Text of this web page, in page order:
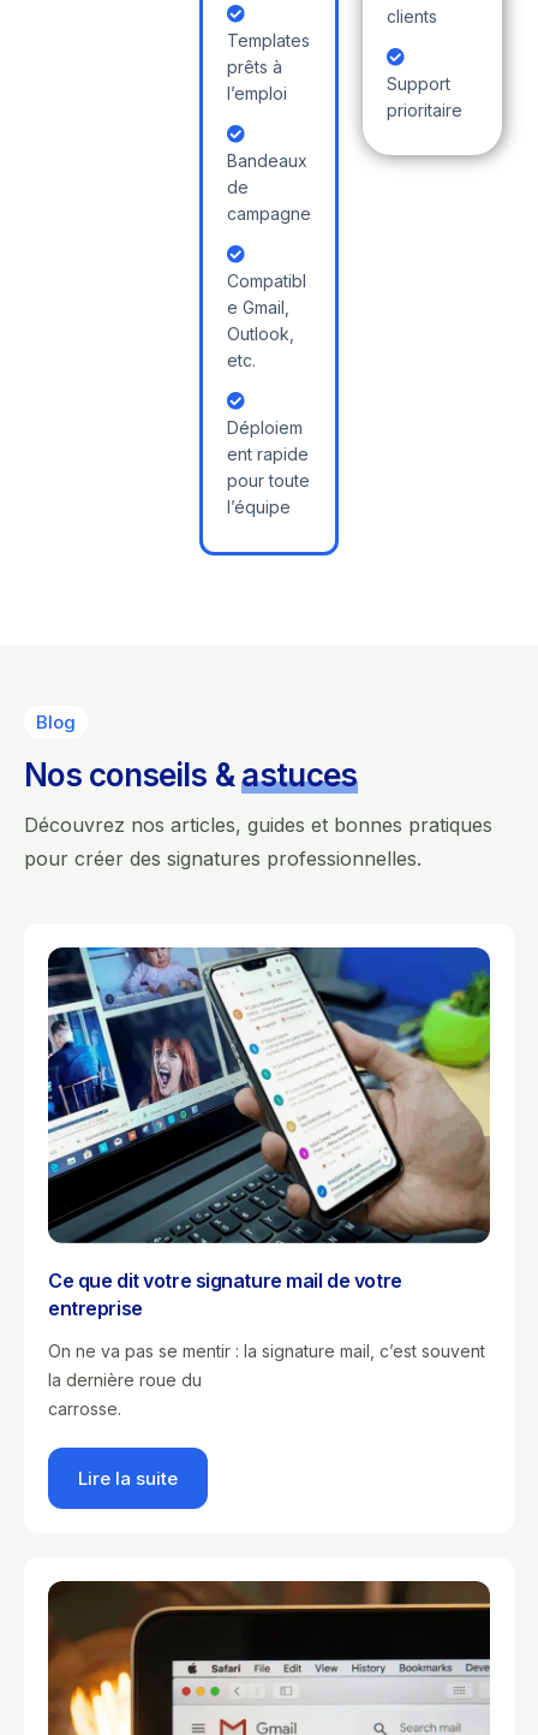
Templates
prêts à
l’emploi
Bandeaux
de
campagne
Compatibl
e Gmail,
Outlook,
etc.
Déploiem
ent rapide
pour toute
l’équipe
clients
Support
prioritaire
Blog
Nos conseils &astuces
Découvrez nos articles, guides et bonnes pratiques
pour créer des signatures professionnelles.
Ce que dit votre signature mail de votre
entreprise
On ne va pas se mentir : la signature mail, c’est souvent
la dernière roue du
carrosse.
Lire la suite